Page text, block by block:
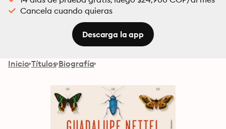
Cancela cuando quieras
Descarga la app
Inicio Títulos Biografía